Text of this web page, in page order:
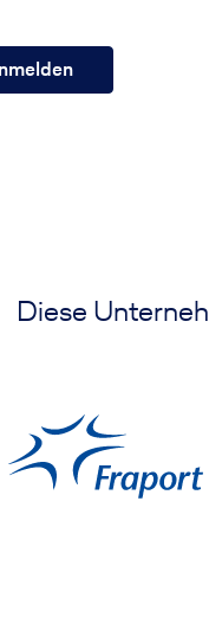
Diese